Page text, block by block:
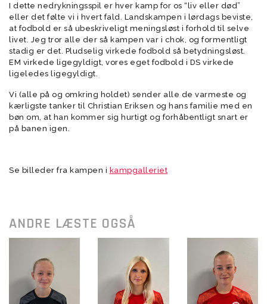
I dette nedrykningsspil er hver kamp for os “liv eller død”
eller det følte vi i hvert fald. Landskampen i lørdags beviste,
at fodbold er så ubeskriveligt meningsløst i forhold til selve
livet. Jeg tror alle der så kampen var i chok, og formentligt
stadig er det. Pludselig virkede fodbold så betydningsløst.
EM virkede ligegyldigt, vores eget fodbold i DS virkede
ligeledes ligegyldigt.
Vi (alle på og omkring holdet) sender alle de varmeste og
kærligste tanker til Christian Eriksen og hans familie med en
bøn om, at han kommer sig hurtigt og forhåbentligt snart er
på banen igen.
Se billeder fra kampen i kampgalleriet
ANDRE LÆSTE OGSÅ